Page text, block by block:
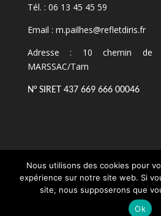
Tél. : 06 13 45 45 59
Email : m.pailhes@refletdiris.fr
Adresse : 10 chemin de
MARSSAC/Tarn
N° SIRET 437 669 666 00046
par
Nous utilisons des cookies pour
expérience sur notre site web. Si
site, nous supposerons que
Ok